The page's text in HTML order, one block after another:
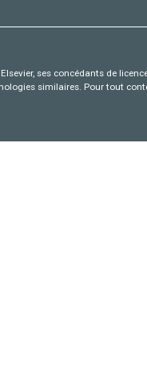
ses concédants de
similaires. Pour tout